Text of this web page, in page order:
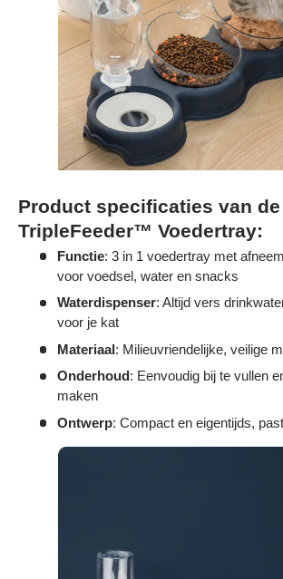
Product specificaties van de
TripleFeeder™ Voedertray:
Functie: 3 in 1 voedertray met
voor voedsel, water en snacks
Waterdispenser: Altijd vers
voor je kat
Materiaal: Milieuvriendelijke, veilige
Onderhoud: Eenvoudig bij te vullen
maken
Ontwerp: Compact en eigentijds,